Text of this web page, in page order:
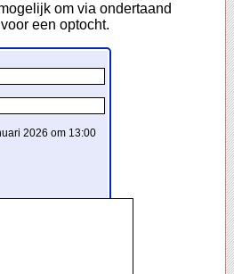
om via ondertaand
een optocht.
2026 om 13:00